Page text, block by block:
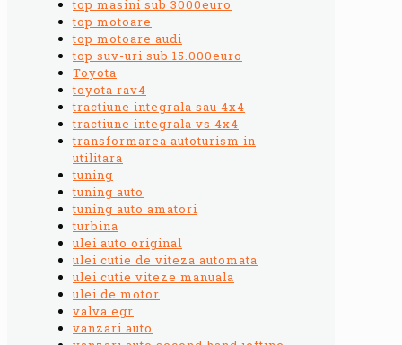
top masini sub 3000euro
top motoare
top motoare audi
top suv-uri sub 15.000euro
Toyota
toyota rav4
tractiune integrala sau 4x4
tractiune integrala vs 4x4
transformarea autoturism in
utilitara
tuning
tuning auto
tuning auto amatori
turbina
ulei auto original
ulei cutie de viteza automata
ulei cutie viteze manuala
ulei de motor
valva egr
vanzari auto